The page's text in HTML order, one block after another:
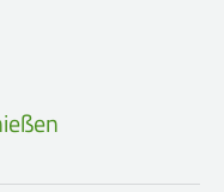
Jugend